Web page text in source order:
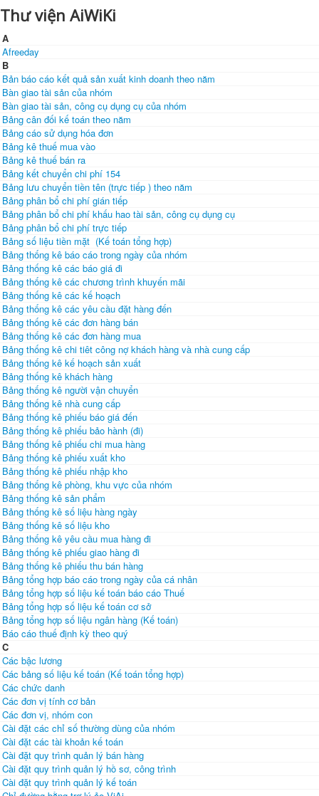
Thư viện AiWiKi
A
Afreeday
B
Bản báo cáo kết quả sản xuất kinh doanh theo năm
Bàn giao tài sản của nhóm
Bàn giao tài sản, công cụ dụng cụ của nhóm
Bảng cân đối kế toán theo năm
Bảng cáo sử dụng hóa đơn
Bảng kê thuế mua vào
Bảng kê thuế bán ra
Bảng kết chuyển chi phí 154
Bảng lưu chuyển tiền tên (trực tiếp ) theo năm
Bảng phân bổ chi phí gián tiếp
Bảng phân bổ chi phí khấu hao tài sản, công cụ dụng cụ
Bảng phân bổ chi phí trực tiếp
Bảng số liệu tiền mặt (Kế toán tổng hợp)
Bảng thống kê báo cáo trong ngày của nhóm
Bảng thống kê các báo giá đi
Bảng thống kê các chương trình khuyến mãi
Bảng thống kê các kế hoạch
Bảng thống kê các yêu cầu đặt hàng đến
Bảng thống kê các đơn hàng bán
Bảng thống kê các đơn hàng mua
Bảng thống kê chi tiêt công nợ khách hàng và nhà cung cấp
Bảng thống kê kế hoạch sản xuất
Bảng thống kê khách hàng
Bảng thống kê người vận chuyển
Bảng thống kê nhà cung cấp
Bảng thống kê phiếu báo giá đến
Bảng thống kê phiếu bảo hành (đi)
Bảng thống kê phiếu chi mua hàng
Bảng thống kê phiếu xuất kho
Bảng thống kê phiếu nhập kho
Bảng thống kê phòng, khu vực của nhóm
Bảng thống kê sản phẩm
Bảng thống kê số liệu hàng ngày
Bảng thống kê số liệu kho
Bảng thống kê yêu cầu mua hàng đi
Bảng thống kê phiếu giao hàng đi
Bảng thống kê phiếu thu bán hàng
Bảng tổng hợp báo cáo trong ngày của cá nhân
Bảng tổng hợp số liệu kế toán báo cáo Thuế
Bảng tổng hợp số liệu kế toán cơ sở
Bảng tổng hợp số liệu ngân hàng (Kế toán)
Báo cáo thuế định kỳ theo quý
C
Các bậc lương
Các bảng số liệu kế toán (Kế toán tổng hợp)
Các chức danh
Các đơn vị tính cơ bản
Các đơn vị, nhóm con
Cài đặt các chỉ số thường dùng của nhóm
Cài đặt các tài khoản kế toán
Cài đặt quy trình quản lý bán hàng
Cài đặt quy trình quản lý hồ sơ, công trình
Cài đặt quy trình quản lý kế toán